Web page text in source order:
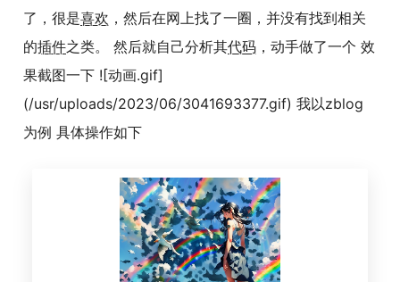
了，很是喜欢 ，然后在网上找了一圈，并没有找到相关
的插件之类。 然后就自己分析其代码 ，动手做了一个 效
果截图一下 ![动画.gif]
(/usr/uploads/2023/06/3041693377.gif) 我以zblog
为例 具体操作如下